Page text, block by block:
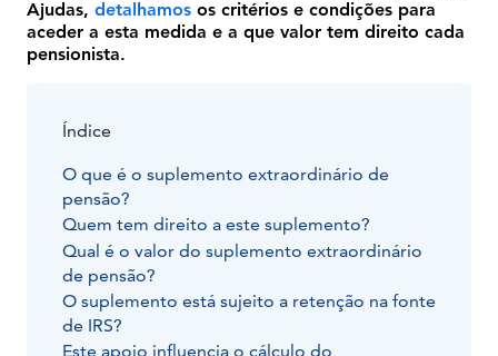
Ajudas, detalhamos os critérios e condições para
aceder a esta medida e a que valor tem direito cada
pensionista.
Índice
O que é o suplemento extraordinário de
pensão?
Quem tem direito a este suplemento?
Qual é o valor do suplemento extraordinário
de pensão?
O suplemento está sujeito a retenção na fonte
de IRS?
Este apoio influencia o cálculo do